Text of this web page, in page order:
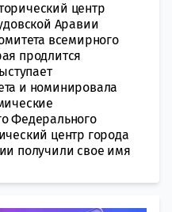
центр
Аравии
всемирного
продлится
и номинировала
Федерального
центр города
получили свое имя